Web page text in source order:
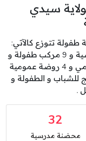
سيدي
بوزيد 261 مؤسسة طفولة تتوزع كالآتي:
197 روضة أطفال و 32 محضنة مدرسية و 9 مركب طفولة و
8 محضنة أطفال و 7 نادي أطفال عمومي و 4 روضة عمومية
و 1 مركز مندمج للشباب و الطفولة و
32
محضنة مدرسية